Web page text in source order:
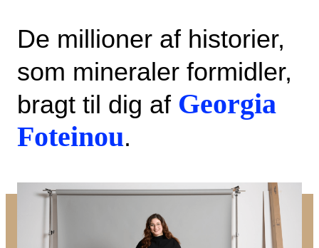
De millioner af historier,
som mineraler formidler,
bragt til dig af Georgia
Foteinou.